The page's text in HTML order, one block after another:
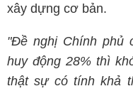
xây dựng cơ bản.
"Đề nghị Chính phủ
huy động 28% thì
thật sự có tính khả